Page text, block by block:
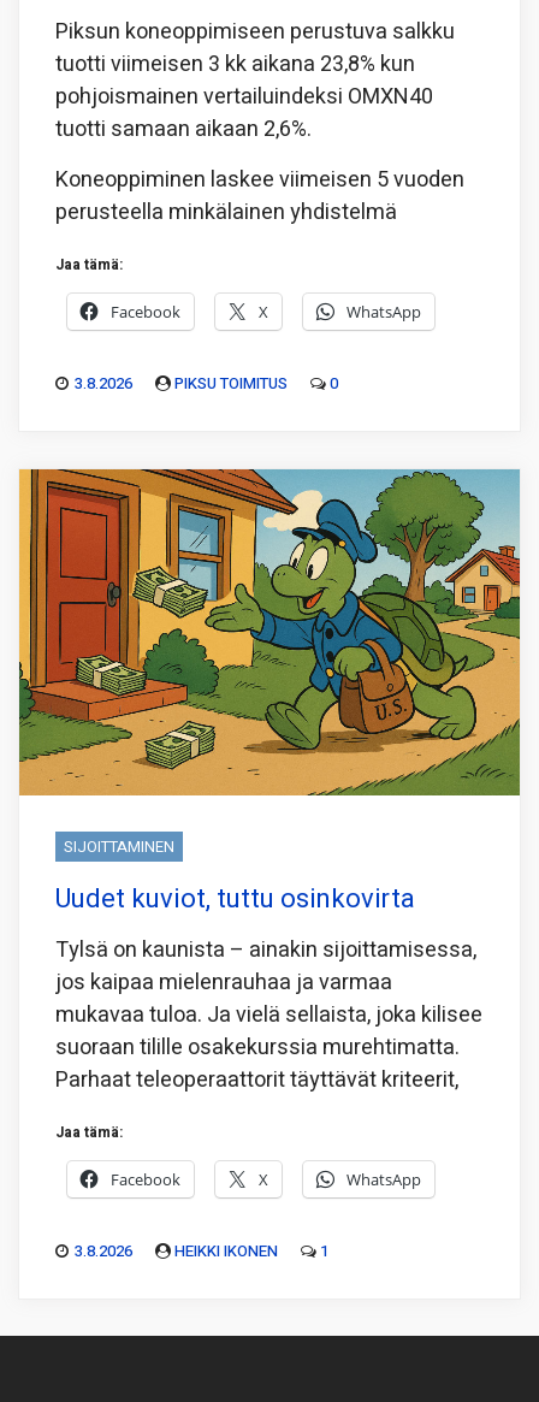
Piksun koneoppimiseen perustuva salkku
tuotti viimeisen 3 kk aikana 23,8% kun
pohjoismainen vertailuindeksi OMXN40
tuotti samaan aikaan 2,6%.
Koneoppiminen laskee viimeisen 5 vuoden
perusteella minkälainen yhdistelmä
Jaa tämä:
Facebook X WhatsApp
3.8.2026 PIKSU TOIMITUS 0
SIJOITTAMINEN
Uudet kuviot, tuttu osinkovirta
Tylsä on kaunista – ainakin sijoittamisessa,
jos kaipaa mielenrauhaa ja varmaa
mukavaa tuloa. Ja vielä sellaista, joka kilisee
suoraan tilille osakekurssia murehtimatta.
Parhaat teleoperaattorit täyttävät kriteerit,
Jaa tämä:
Facebook X WhatsApp
3.8.2026 HEIKKI IKONEN 1